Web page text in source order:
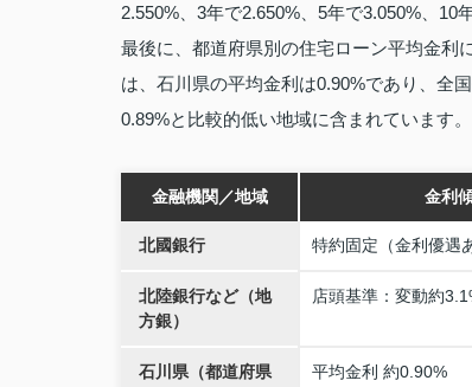
2.550%、3年で2.650%、5年で3.050%、10
最後に、都道府県別の住宅ローン平均金利
は、石川県の平均金利は0.90%であり、全
0.89%と比較的低い地域に含まれています。
金融機関／地域 金利
北國銀行 特約固定（金利優遇
北陸銀行など（地
方銀）
店頭基準：変動約
石川県（都道府県
平均金利 約0.90%